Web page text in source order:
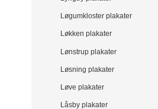
Løgumkloster plakater
Løkken plakater
Lønstrup plakater
Løsning plakater
Løve plakater
Låsby plakater